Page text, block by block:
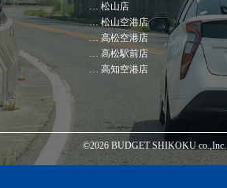
松山店
松山空港店
高松空港店
高松駅前店
高知空港店
©️2026 BUDGET SHIKOKU co.,Inc.